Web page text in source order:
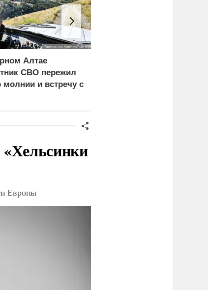
Алтае
СВО пережил
молнии и встречу с
«Хельсинки
Европы